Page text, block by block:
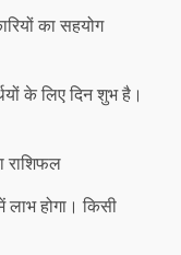
का सहयोग
के लिए दिन शुभ है।
राशिफल
लाभ होगा। किसी